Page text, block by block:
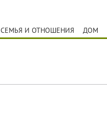
СЕМЬЯ И ОТНОШЕНИЯ ДОМ